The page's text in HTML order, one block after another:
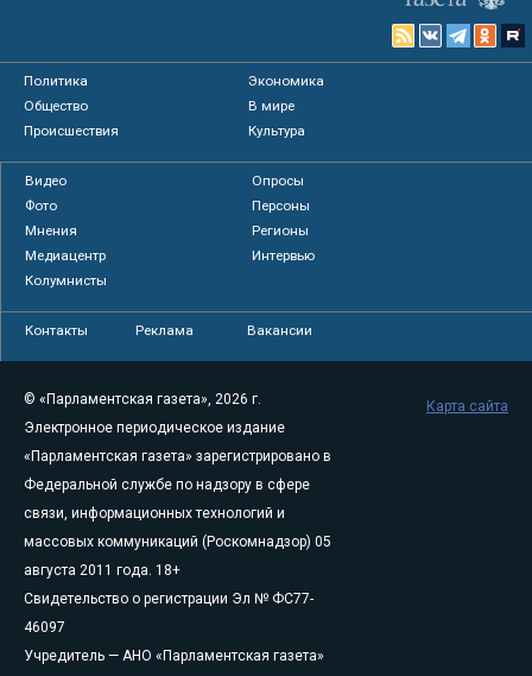
Политика
Экономика
Общество
В мире
Происшествия
Культура
Видео
Опросы
Фото
Персоны
Мнения
Регионы
Медиацентр
Интервью
Колумнисты
Контакты Реклама Вакансии
© «Парламентская газета», 2026 г.
Электронное периодическое издание
«Парламентская газета» зарегистрировано в
Федеральной службе по надзору в сфере
связи, информационных технологий и
массовых коммуникаций (Роскомнадзор) 05
августа 2011 года. 18+
Свидетельство о регистрации Эл № ФС77-
46097
Учредитель — АНО «Парламентская газета»
Карта сайта